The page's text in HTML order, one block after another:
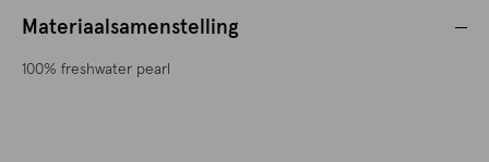
Materiaalsamenstelling
100% freshwater pearl